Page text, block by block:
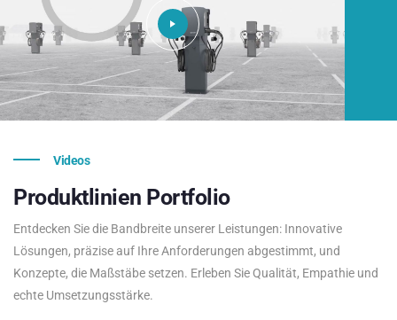
Videos
Produktlinien Portfolio
Entdecken Sie die Bandbreite unserer Leistungen: Innovative
Lösungen, präzise auf Ihre Anforderungen abgestimmt, und
Konzepte, die Maßstäbe setzen. Erleben Sie Qualität, Empathie und
echte Umsetzungsstärke.